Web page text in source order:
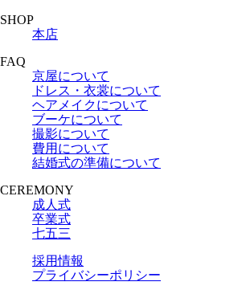
SHOP
本店
FAQ
京屋について
ドレス・衣裳について
ヘアメイクについて
ブーケについて
撮影について
費用について
結婚式の準備について
CEREMONY
成人式
卒業式
七五三
採用情報
プライバシーポリシー